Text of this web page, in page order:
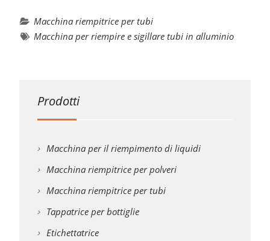
Macchina riempitrice per tubi
Macchina per riempire e sigillare tubi in alluminio
Prodotti
Macchina per il riempimento di liquidi
Macchina riempitrice per polveri
Macchina riempitrice per tubi
Tappatrice per bottiglie
Etichettatrice